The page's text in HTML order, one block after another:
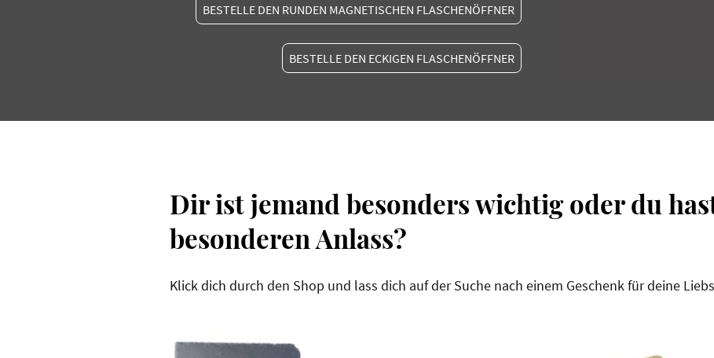
BESTELLE DEN RUNDEN MAGNETISCHEN FLASCHENÖFFNER
BESTELLE DEN ECKIGEN FLASCHENÖFFNER
Dir ist jemand besonders wichtig oder du
besonderen Anlass?
Klick dich durch den Shop und lass dich auf der Suche nach einem Geschenk für deine